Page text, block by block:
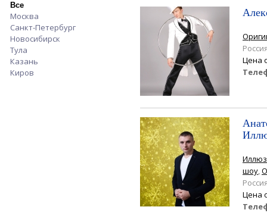
Все
Москва
Санкт-Петербург Apply Санкт-Петербург filter
Новосибирск
Тула
Казань
Киров
Цена
шоу,
Цена